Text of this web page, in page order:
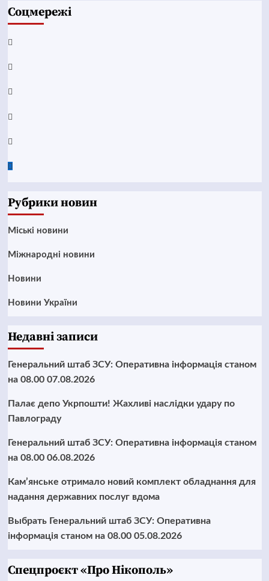
Соцмережі
Facebook
YouTube
Telegram
Instagram
Twitter
Google
Рубрики новин
Mіські новини
Міжнародні новини
Новини
Новини України
Недавні записи
Генеральний штаб ЗСУ: Оперативна інформація станом
на 08.00 07.08.2026
Палає депо Укрпошти! Жахливі наслідки удару по
Павлограду
Генеральний штаб ЗСУ: Оперативна інформація станом
на 08.00 06.08.2026
Кам’янське отримало новий комплект обладнання для
надання державних послуг вдома
Выбрать Генеральний штаб ЗСУ: Оперативна
інформація станом на 08.00 05.08.2026
Cпецпроєкт «Про Нікополь»